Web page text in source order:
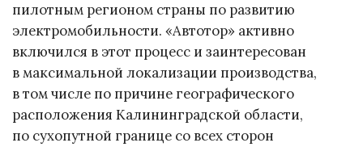
пилотным регионом страны по развитию
электромобильности. «Автотор» активно
включился в этот процесс и заинтересован
в максимальной локализации производства,
в том числе по причине географического
расположения Калининградской области,
по сухопутной границе со всех сторон